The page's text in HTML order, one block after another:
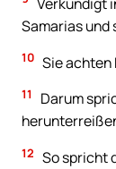
Samarias
10 Sie achten
11
Darum
12 So spricht